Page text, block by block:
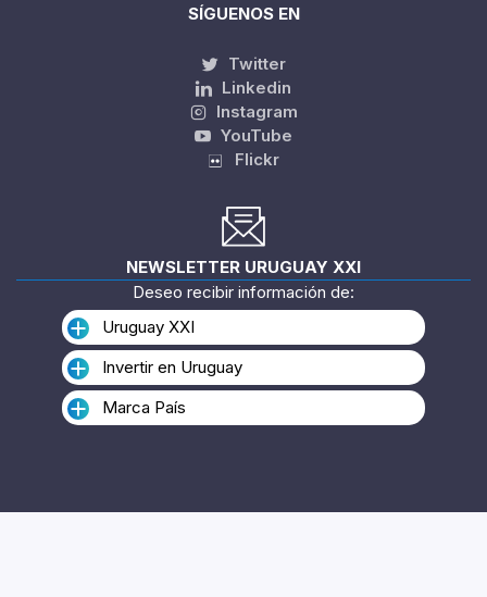
SÍGUENOS EN
Twitter
Linkedin
Instagram
YouTube
Flickr
NEWSLETTER URUGUAY XXI
Deseo recibir información de:
Uruguay XXI
Invertir en Uruguay
Marca País